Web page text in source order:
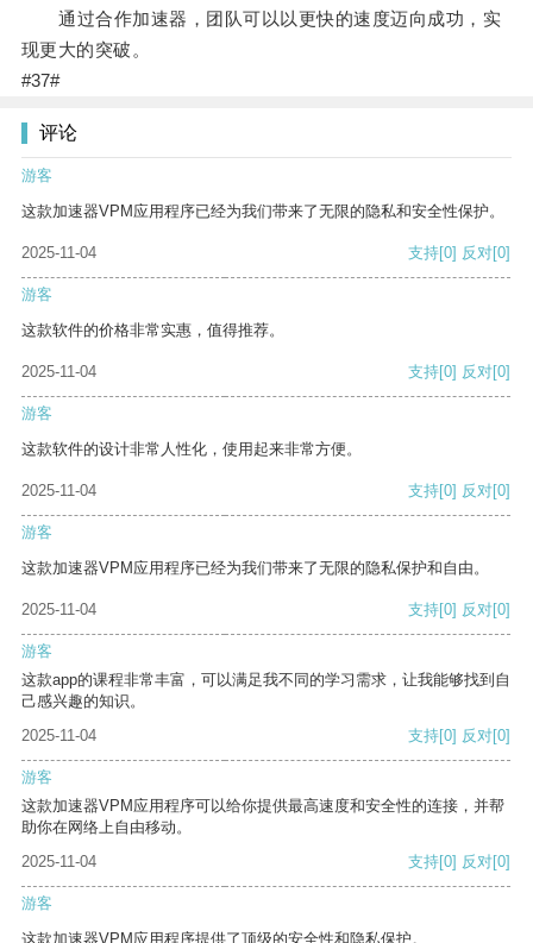
通过合作加速器，团队可以以更快的速度迈向成功，实
现更大的突破。
#37#
评论
游客
这款加速器VPM应用程序已经为我们带来了无限的隐私和安全性保护。
2025-11-04 支持[0] 反对[0]
游客
这款软件的价格非常实惠，值得推荐。
2025-11-04 支持[0] 反对[0]
游客
这款软件的设计非常人性化，使用起来非常方便。
2025-11-04 支持[0] 反对[0]
游客
这款加速器VPM应用程序已经为我们带来了无限的隐私保护和自由。
2025-11-04 支持[0] 反对[0]
游客
这款app的课程非常丰富，可以满足我不同的学习需求，让我能够找到自
己感兴趣的知识。
2025-11-04
支持[0] 反对[0]
游客
这款加速器VPM应用程序可以给你提供最高速度和安全性的连接，并帮
助你在网络上自由移动。
2025-11-04
支持[0] 反对[0]
游客
这款加速器VPM应用程序提供了顶级的安全性和隐私保护。